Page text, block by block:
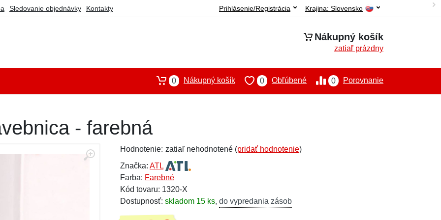
Sledovanie objednávky Kontakty Krajina: Slovensko
Prihlásenie/Registrácia
Nákupný košík
zatiaľ prázdny
0 Porovnanie
0 Obľúbené
0 Nákupný košík
- farebná
Hodnotenie: zatiaľ nehodnotené (pridať hodnotenie)
Značka: ATL
Farba: Farebné
Kód tovaru: 1320-X
Dostupnosť: skladom 15 ks, do vypredania zásob